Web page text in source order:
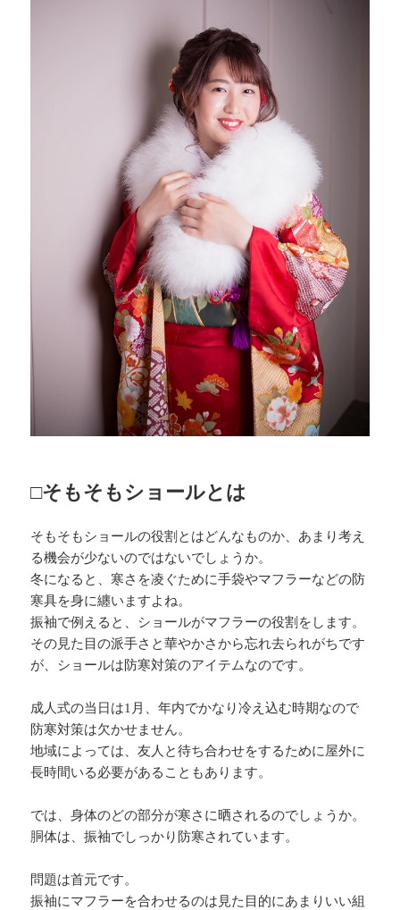
□そもそもショールとは
そもそもショールの役割とはどんなものか、あまり考え
る機会が少ないのではないでしょうか。
冬になると、寒さを凌ぐために手袋やマフラーなどの防
寒具を身に纏いますよね。
振袖で例えると、ショールがマフラーの役割をします。
その見た目の派手さと華やかさから忘れ去られがちです
が、ショールは防寒対策のアイテムなのです。
成人式の当日は1月、年内でかなり冷え込む時期なので
防寒対策は欠かせません。
地域によっては、友人と待ち合わせをするために屋外に
長時間いる必要があることもあります。
では、身体のどの部分が寒さに晒されるのでしょうか。
胴体は、振袖でしっかり防寒されています。
問題は首元です。
振袖にマフラーを合わせるのは見た目的にあまりいい組